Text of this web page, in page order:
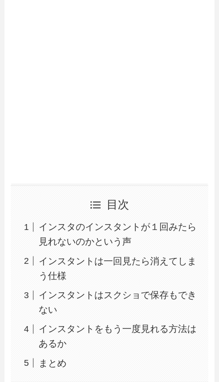
目次
インスタのインスタントが１回みたら
見れないのかという声
インスタントは一回見たら消えてしま
う仕様
インスタントはスクショで保存もでき
ない
インスタントをもう一度見れる方法は
あるか
まとめ